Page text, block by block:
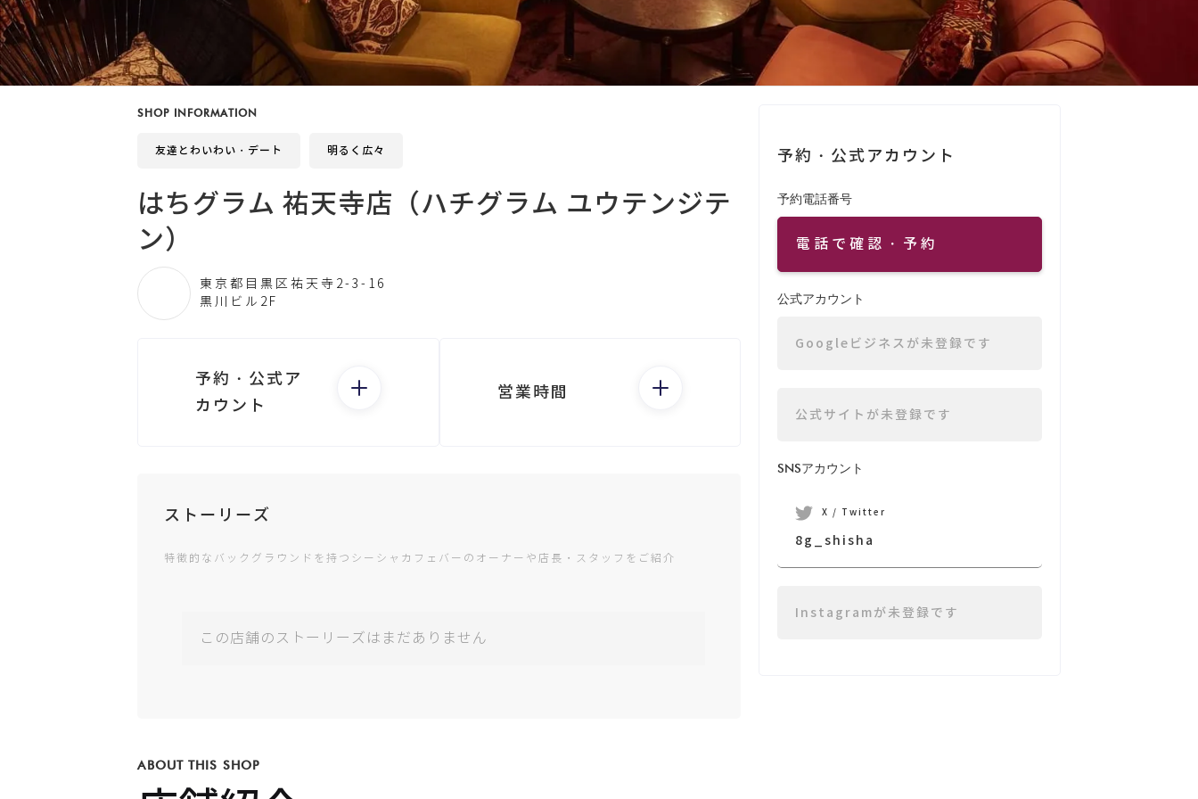
SHOP INFORMATION
友達とわいわい・デート 明るく広々
はちグラム 祐天寺店（ハチグラム ユウテンジテ
ン）
東京都目黒区祐天寺2-3-16
黒川ビル2F
予約・公式ア
カウント
営業時間
*営業時間は変更する場
ストーリーズ
特徴的なバックグラウンドを持つシーシャカフェバーのオーナーや店長・スタッフをご紹介
この店舗のストーリーズはまだありません
ABOUT THIS SHOP
予約・公式アカウント
予約電話番号
電話で確認・予約
公式アカウント
Googleビジネスが未登録です
公式サイトが未登録です
SNSアカウント
X / Twitter
8g_shisha
Instagramが未登録です